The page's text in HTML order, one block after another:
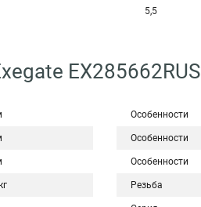
5,5
EX285662RUS
Особенности
Особенности
Особенности
Резьба